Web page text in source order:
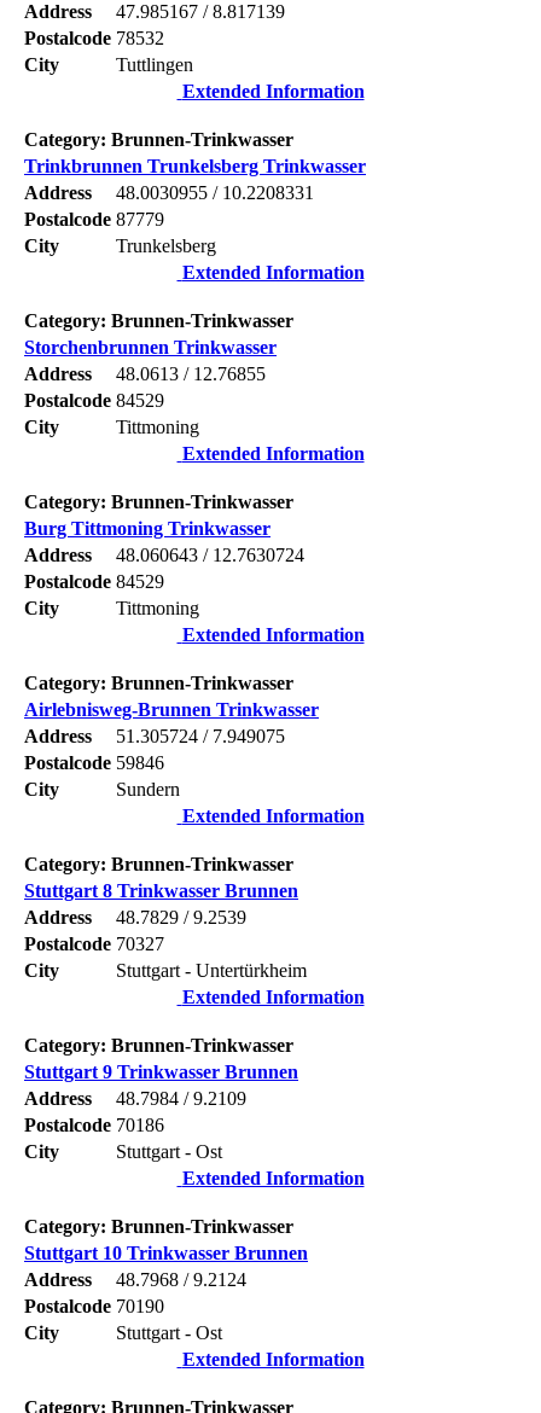
Address
47.985167 / 8.817139
Postalcode 78532
City
Tuttlingen
Extended Information
Category: Brunnen-Trinkwasser
Trinkbrunnen Trunkelsberg Trinkwasser
Address
48.0030955 / 10.2208331
Postalcode 87779
City
Trunkelsberg
Extended Information
Category: Brunnen-Trinkwasser
Storchenbrunnen Trinkwasser
Address
48.0613 / 12.76855
Postalcode 84529
City
Tittmoning
Extended Information
Category: Brunnen-Trinkwasser
Burg Tittmoning Trinkwasser
Address
48.060643 / 12.7630724
Postalcode 84529
City
Tittmoning
Extended Information
Category: Brunnen-Trinkwasser
Airlebnisweg-Brunnen Trinkwasser
Address
51.305724 / 7.949075
Postalcode 59846
City
Sundern
Extended Information
Category: Brunnen-Trinkwasser
Stuttgart 8 Trinkwasser Brunnen
Address
48.7829 / 9.2539
Postalcode 70327
City
Stuttgart - Untertürkheim
Extended Information
Category: Brunnen-Trinkwasser
Stuttgart 9 Trinkwasser Brunnen
Address
48.7984 / 9.2109
Postalcode 70186
City
Stuttgart - Ost
Extended Information
Category: Brunnen-Trinkwasser
Stuttgart 10 Trinkwasser Brunnen
Address
48.7968 / 9.2124
Postalcode 70190
City
Stuttgart - Ost
Extended Information
Category: Brunnen-Trinkwasser